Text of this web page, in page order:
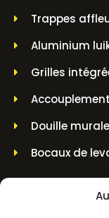
Trappes
Aluminium
Grilles
Douille murale
Bocaux de